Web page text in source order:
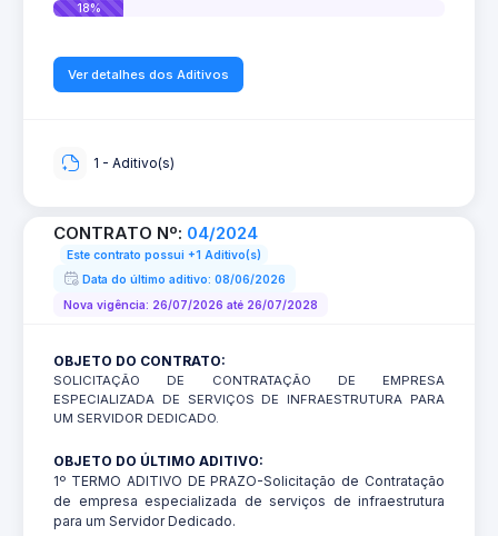
18%
Ver detalhes dos Aditivos
1 - Aditivo(s)
CONTRATO Nº: 04/2024
Este contrato possui +1 Aditivo(s)
Data do último aditivo: 08/06/2026
Nova vigência: 26/07/2026 até 26/07/2028
OBJETO DO CONTRATO:
SOLICITAÇÃO DE CONTRATAÇÃO DE EMPRESA
ESPECIALIZADA DE SERVIÇOS DE INFRAESTRUTURA PARA
UM SERVIDOR DEDICADO.
OBJETO DO ÚLTIMO ADITIVO:
1º TERMO ADITIVO DE PRAZO-Solicitação de Contratação
de empresa especializada de serviços de infraestrutura
para um Servidor Dedicado.